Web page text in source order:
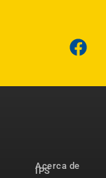
Acerca de
IPS